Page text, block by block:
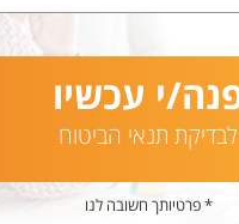
י עכשיו
לבדיקת תנאי הביטוח
* פרטיותך חשובה לנו